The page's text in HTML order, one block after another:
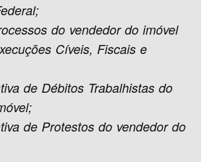
do vendedor do imóvel
Cíveis, Fiscais e
de Débitos Trabalhistas do
de Protestos do vendedor do